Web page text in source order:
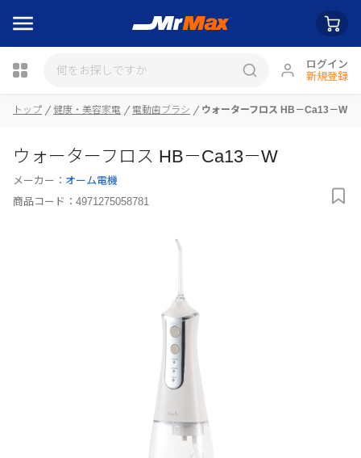
ログイン
新規登録
トップ 健康・美容家電 電動歯ブラシ ウォーターフロス HB－Ca13－W
ウォーターフロス HB－Ca13－W
メーカー： オーム電機
商品コード： 4971275058781